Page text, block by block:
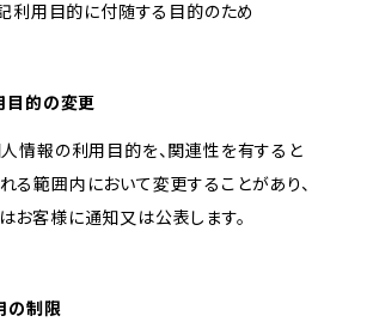
記利用目的に付随する目的のため
目的の変更
人情報の利用目的を、関連性を有すると
る範囲内において変更することがあり、
お客様に通知又は公表します。
の制限